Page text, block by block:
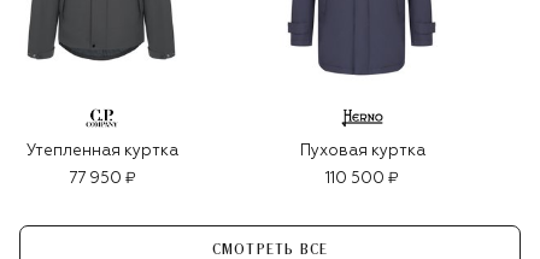
Утепленная куртка
77 950 ₽
Пуховая куртка
110 500 ₽
СМОТРЕТЬ ВСЕ